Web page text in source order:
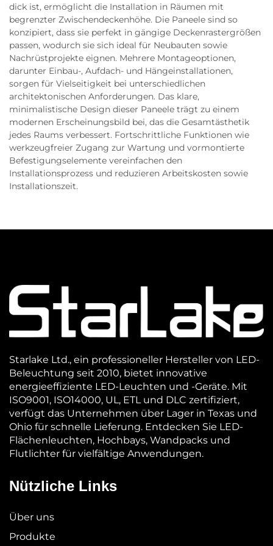
dick ist, ermöglicht die Installation in Räumen mit
begrenzter Zwischendeckenhöhe. Die Paneele sind so
konzipiert, dass sie perfekt in gängige Deckenrastergrößen
passen, wodurch sie sich ideal für Neubauten sowie
Nachrüstprojekte eignen. Mehrere Montageoptionen,
darunter Einbau-, Aufdach- und Hängeinstallationen,
sorgen für Vielseitigkeit bei unterschiedlichen
architektonischen Anforderungen. Das klare,
minimalistische Design dieser Paneele trägt zu einem
modernen Erscheinungsbild bei, das die Gesamtästhetik
jedes Raums verbessert. Fortschrittliche Funktionen wie
werkzeugfreier Zugang zur Wartung und vormontierte
Befestigungselemente vereinfachen den
Installationsprozess und reduzieren Arbeitskosten sowie
Installationszeit.
Starlake Ltd., ein professioneller Hersteller von LED-
Beleuchtung seit 2010, bietet innovative
energieeffiziente LED-Leuchten und -Geräte. Mit
ISO9001, ISO14000, UL, ETL und DLC zertifiziert,
verfügt das Unternehmen über Lager in Texas und
Ohio für schnelle Lieferung. Entdecken Sie LED-
Flächenleuchten, Hochbays, Wandpacks und
Flutlichter für vielfältige Anwendungen.
Nützliche Links
Über uns
Produkte